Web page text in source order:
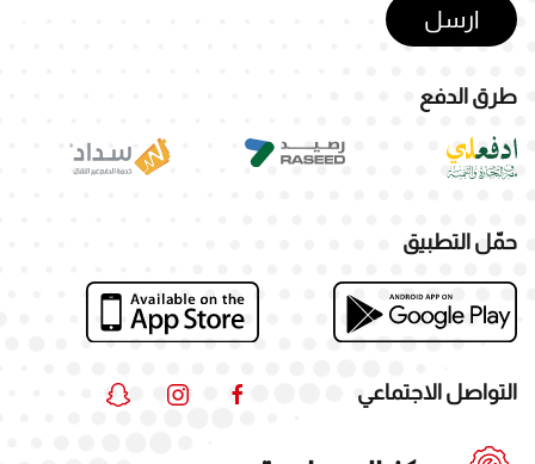
ارسل
طرق الدفع
حمّل التطبيق
التواصل الاجتماعي